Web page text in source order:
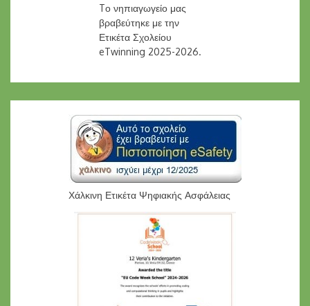
Tο νηπιαγωγείο μας
βραβεύτηκε με την
Ετικέτα Σχολείου
eTwinning 2025-2026.
Χάλκινη Ετικέτα Ψηφιακής Ασφάλειας